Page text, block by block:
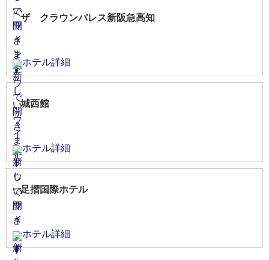
ザ クラウンパレス新阪急高知
ホテル詳細
城西館
ホテル詳細
足摺国際ホテル
ホテル詳細